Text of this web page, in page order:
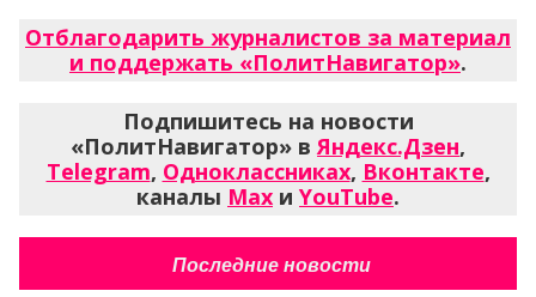
Отблагодарить журналистов за материал
и поддержать «ПолитНавигатор».
Подпишитесь на новости
«ПолитНавигатор» вЯндекс.Дзен,
Telegram, Одноклассниках, Вконтакте,
каналы Max и YouTube.
Последние новости